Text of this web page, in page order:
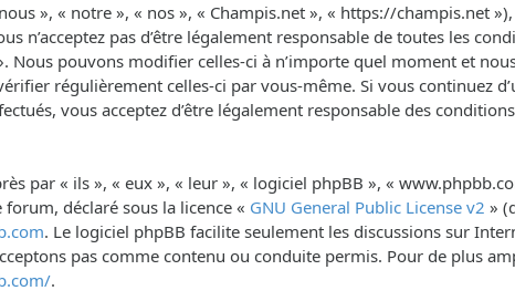
», « notre », « nos », « Champis.net », « https://champis.net »),
n’acceptez pas d’être légalement responsable de toutes les
Nous pouvons modifier celles-ci à n’importe quel moment et
régulièrement celles-ci par vous-même. Si vous continuez
vous acceptez d’être légalement responsable des
par « ils », « eux », « leur », « logiciel phpBB », «
déclaré sous la licence « GNU General Public License v2 »
. Le logiciel phpBB facilite seulement les discussions sur
pas comme contenu ou conduite permis. Pour de plus
.